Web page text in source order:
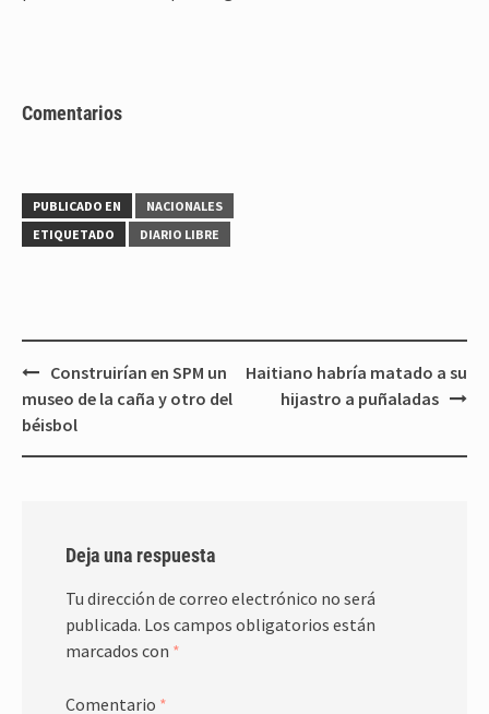
Comentarios
PUBLICADO EN
NACIONALES
ETIQUETADO
DIARIO LIBRE
Navegación
de
entradas
Construirían en SPM un
museo de la caña y otro del
béisbol
Haitiano habría matado a su
hijastro a puñaladas
Deja una respuesta
Tu dirección de correo electrónico no será
publicada. Los campos obligatorios están
marcados con *
Comentario *